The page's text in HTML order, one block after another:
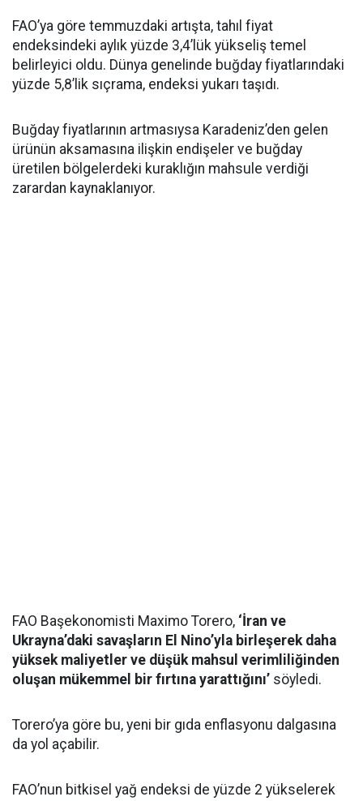
FAO’ya göre temmuzdaki artışta, tahıl fiyat
endeksindeki aylık yüzde 3,4’lük yükseliş temel
belirleyici oldu. Dünya genelinde buğday fiyatlarındaki
yüzde 5,8’lik sıçrama, endeksi yukarı taşıdı.
Buğday fiyatlarının artmasıysa Karadeniz’den gelen
ürünün aksamasına ilişkin endişeler ve buğday
üretilen bölgelerdeki kuraklığın mahsule verdiği
zarardan kaynaklanıyor.
FAO Başekonomisti Maximo Torero, ‘İran ve
Ukrayna’daki savaşların El Nino’yla birleşerek daha
yüksek maliyetler ve düşük mahsul verimliliğinden
oluşan mükemmel bir fırtına yarattığını’ söyledi.
Torero’ya göre bu, yeni bir gıda enflasyonu dalgasına
da yol açabilir.
FAO’nun bitkisel yağ endeksi de yüzde 2 yükselerek